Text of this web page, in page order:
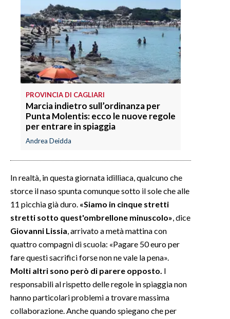
PUBBLICITÀ
SPIAGGE
STORE
PROVINCIA DI CAGLIARI
Marcia indietro sull’ordinanza per
Punta Molentis: ecco le nuove regole
per entrare in spiaggia
Andrea Deidda
In realtà, in questa giornata idilliaca, qualcuno che
storce il naso spunta comunque sotto il sole che alle
11 picchia già duro. «Siamo in cinque stretti
stretti sotto quest'ombrellone minuscolo», dice
Giovanni Lissia, arrivato a metà mattina con
quattro compagni di scuola: «Pagare 50 euro per
fare questi sacrifici forse non ne vale la pena».
Molti altri sono però di parere opposto. I
responsabili al rispetto delle regole in spiaggia non
hanno particolari problemi a trovare massima
collaborazione. Anche quando spiegano che per